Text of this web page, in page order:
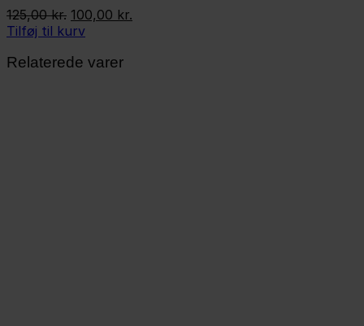
125,00kr. Den
oprindelige
var:
100,00 kr.
Tilføj til kurv
Relaterede varer